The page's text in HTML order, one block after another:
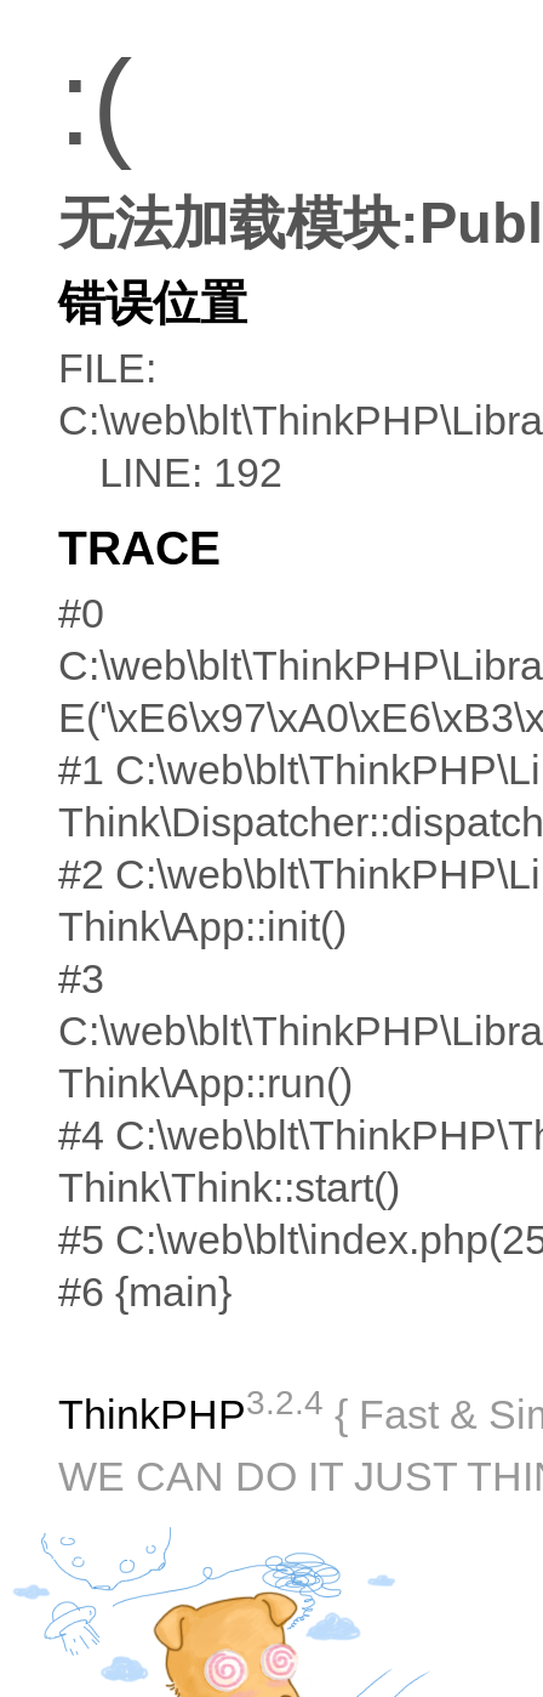
:(
无法加载模块
错误位置
FILE:
LINE: 192
TRACE
#0
#1
#2
Think\App::init()
#3
Think\App::run()
#4
Think\Think::start()
#5
#6 {main}
ThinkPHP3.2.4 { Fast &
WE CAN DO IT JUST